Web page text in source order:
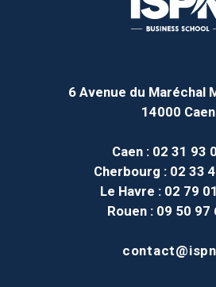
6 Avenue du Maréchal
14000 Caen
Caen: 02 31 93
Cherbourg : 02 33
Le Havre : 02 79
Rouen : 09 50 97